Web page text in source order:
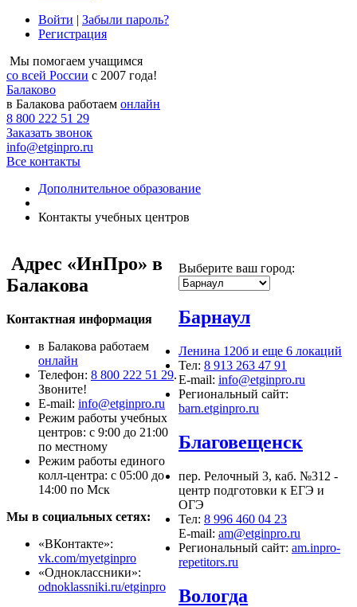
Войти | Забыли пароль?
Регистрация
Мы помогаем учащимся
со всей России с 2007 года!
Балаково
в Балакова работаем онлайн
8 800 222 51 29
Заказать звонок
info@etginpro.ru
Все контакты
Дополнительное образование
Контакты учебных центров
Адрес «ИнПро» в
Балакова
Контактная информация
в Балакова работаем
онлайн
Телефон: 8 800 222 51 29.
Звоните!
Е-mail: info@etginpro.ru
Режим работы учебных
центров: с 9:00 до 21:00
по местному
Режим работы единого
колл-центра: с 05:00 до
14:00 по Мск
Мы в социальных сетях:
«ВКонтакте»:
vk.com/myetginpro
«Одноклассники»:
odnoklassniki.ru/etginpro
Выберите ваш город:
Барнаул
Ленина 120б и еще 6 локаций
Тел: 8 913 263 47 91
E-mail: info@etginpro.ru
Региональный сайт:
barn.etginpro.ru
Благовещенск
пер. Релочный 3, каб. №312 -
центр подготовки к ЕГЭ и
ОГЭ
Тел: 8 996 460 04 23
E-mail: am@etginpro.ru
Региональный сайт: am.inpro-
repetitors.ru
Вологда